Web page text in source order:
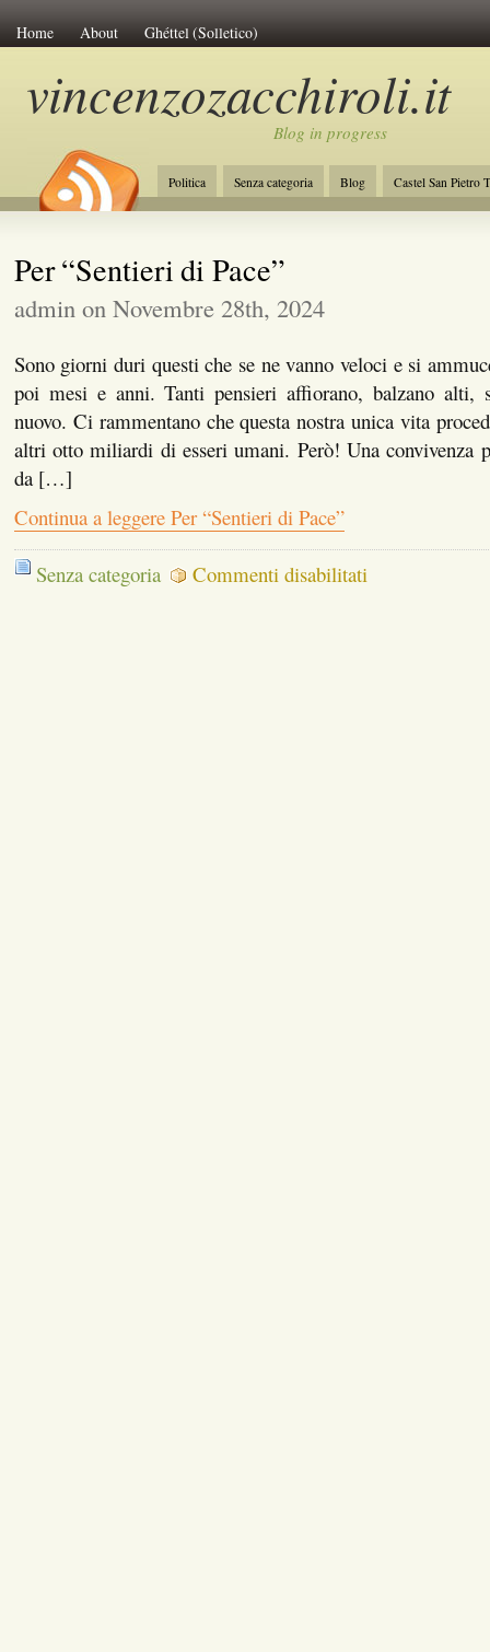
Home About Ghéttel (Solletico)
vincenzozacchiroli.it
Blog in progress
Politica Senza categoria Blog
Castel San Pietro
La Costituzione
Lavoro Initiative of Change
Per “Sentieri di Pace”
admin on Novembre 28th, 2024
Sono giorni duri questi che se ne vanno veloci e si
poi mesi e anni. Tanti pensieri affiorano, balzano alti,
nuovo. Ci rammentano che questa nostra unica vita
altri otto miliardi di esseri umani. Però! Una convivenza
da […]
Continua a leggere Per “Sentieri di Pace”
Senza categoria Commenti disabilitatisu
Per